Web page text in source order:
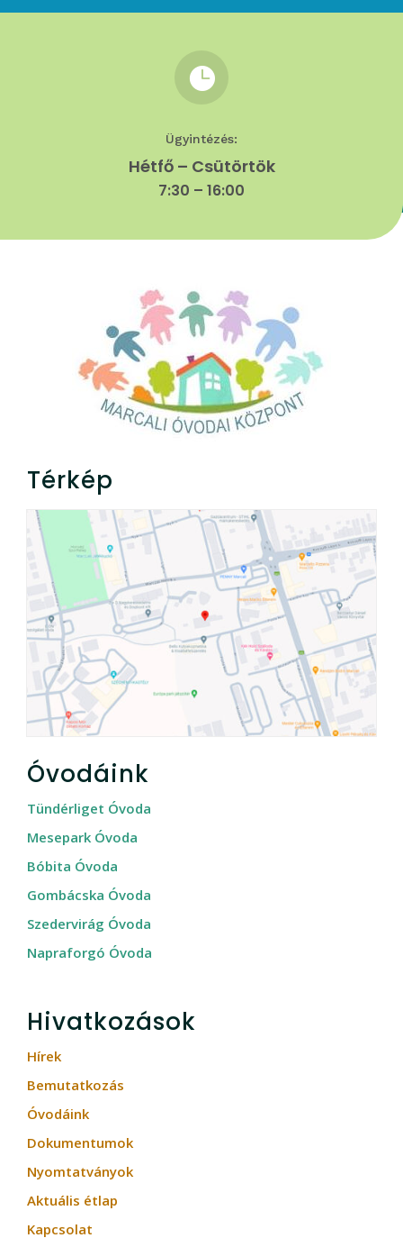

Ügyintézés:
Hétfő – Csütörtök
7:30 – 16:00
Térkép
Óvodáink
Tündérliget Óvoda
Mesepark Óvoda
Bóbita Óvoda
Gombácska Óvoda
Szedervirág Óvoda
Napraforgó Óvoda
Hivatkozások
Hírek
Bemutatkozás
Óvodáink
Dokumentumok
Nyomtatványok
Aktuális étlap
Kapcsolat